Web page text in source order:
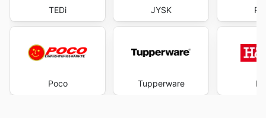
TEDi
Poco
JYSK
Tupperware